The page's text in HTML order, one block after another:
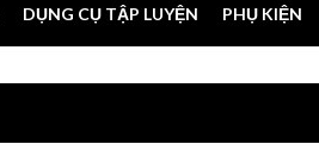
DỤNG CỤ TẬP LUYỆN PHỤ KIỆN